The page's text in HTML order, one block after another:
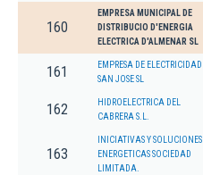
160
EMPRESA MUNICIPAL DE
DISTRIBUCIO D'ENERGIA
ELECTRICA D'ALMENAR SL
161
EMPRESA DE ELECTRICIDAD
SAN JOSE SL
162
HIDROELECTRICA DEL
CABRERA S.L.
163
INICIATIVAS Y SOLUCIONES
ENERGETICAS SOCIEDAD
LIMITADA.